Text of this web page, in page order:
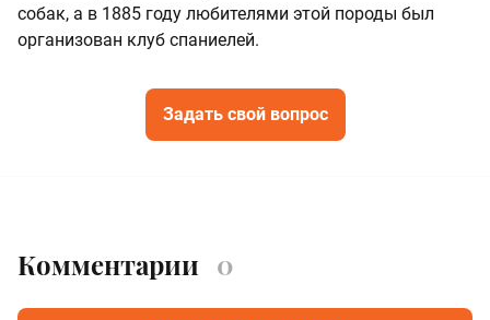
собак, а в 1885 году любителями этой породы был
организован клуб спаниелей.
Задать свой вопрос
Комментарии 0